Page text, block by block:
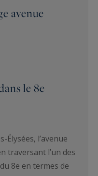
avenue
le 8e
Élysées, l’avenue
traversant l’un des
8e en termes de